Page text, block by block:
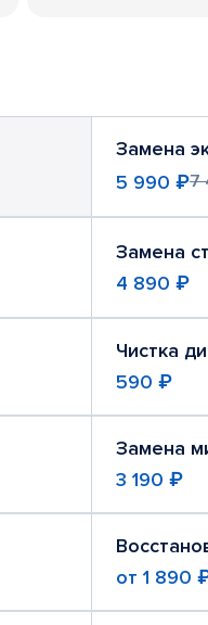
Замена
5 990 ₽7
Замена
4 890 ₽
Чистка
590 ₽
Замена
3 190 ₽
от 1 890